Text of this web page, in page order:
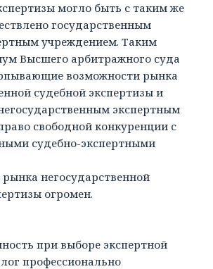
могло быть с таким же
государственным
учреждением. Таким
Высшего арбитражного суда
возможности рынка
судебной экспертизы и
экспертным
свободной конкуренции с
судебно-экспертными
негосударственной
огромен.
при выборе экспертной
профессионально